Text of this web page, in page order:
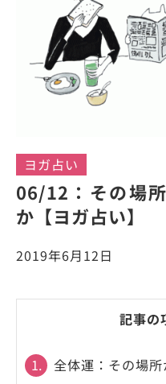
ヨガ占い
06/12：その場
か【ヨガ占い】
2019年6月12日
記事の
1. 全体運：その場